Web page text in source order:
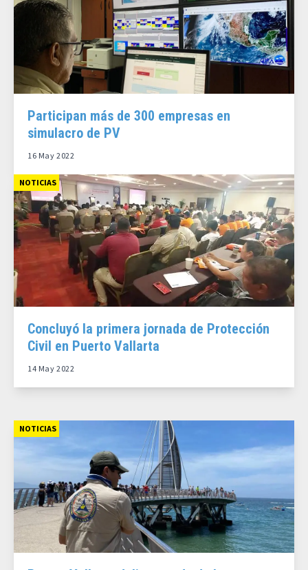
Participan más de 300 empresas en
simulacro de PV
16 May 2022
NOTICIAS
Concluyó la primera jornada de Protección
Civil en Puerto Vallarta
14 May 2022
NOTICIAS